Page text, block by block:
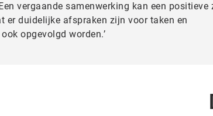
vergaande samenwerking kan een positieve
er duidelijke afspraken zijn voor taken en
opgevolgd worden.’